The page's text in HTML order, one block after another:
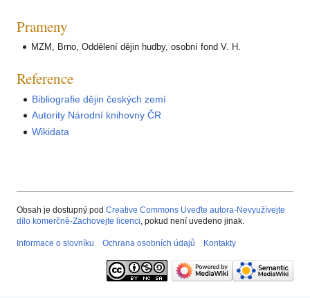
Prameny
MZM, Brno, Oddělení dějin hudby, osobní fond V. H.
Reference
Bibliografie dějin českých zemí
Autority Národní knihovny ČR
Wikidata
Obsah je dostupný pod Creative Commons Uveďte autora-Nevyužívejte
dílo komerčně-Zachovejte licenci, pokud není uvedeno jinak.
Informace o slovníku Ochrana osobních údajů Kontakty